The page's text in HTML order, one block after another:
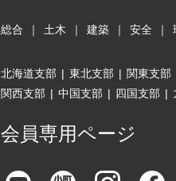
総合 ｜ 土木 ｜ 建築 ｜ 安全 ｜
北海道支部 | 東北支部 | 関東支部
関西支部 | 中国支部 | 四国支部 |
会員専用ページ